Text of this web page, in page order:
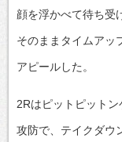
顔を浮かべて待ち受
そのままタイムアッ
アピールした。
2Rはピットピット
攻防で、テイクダウ